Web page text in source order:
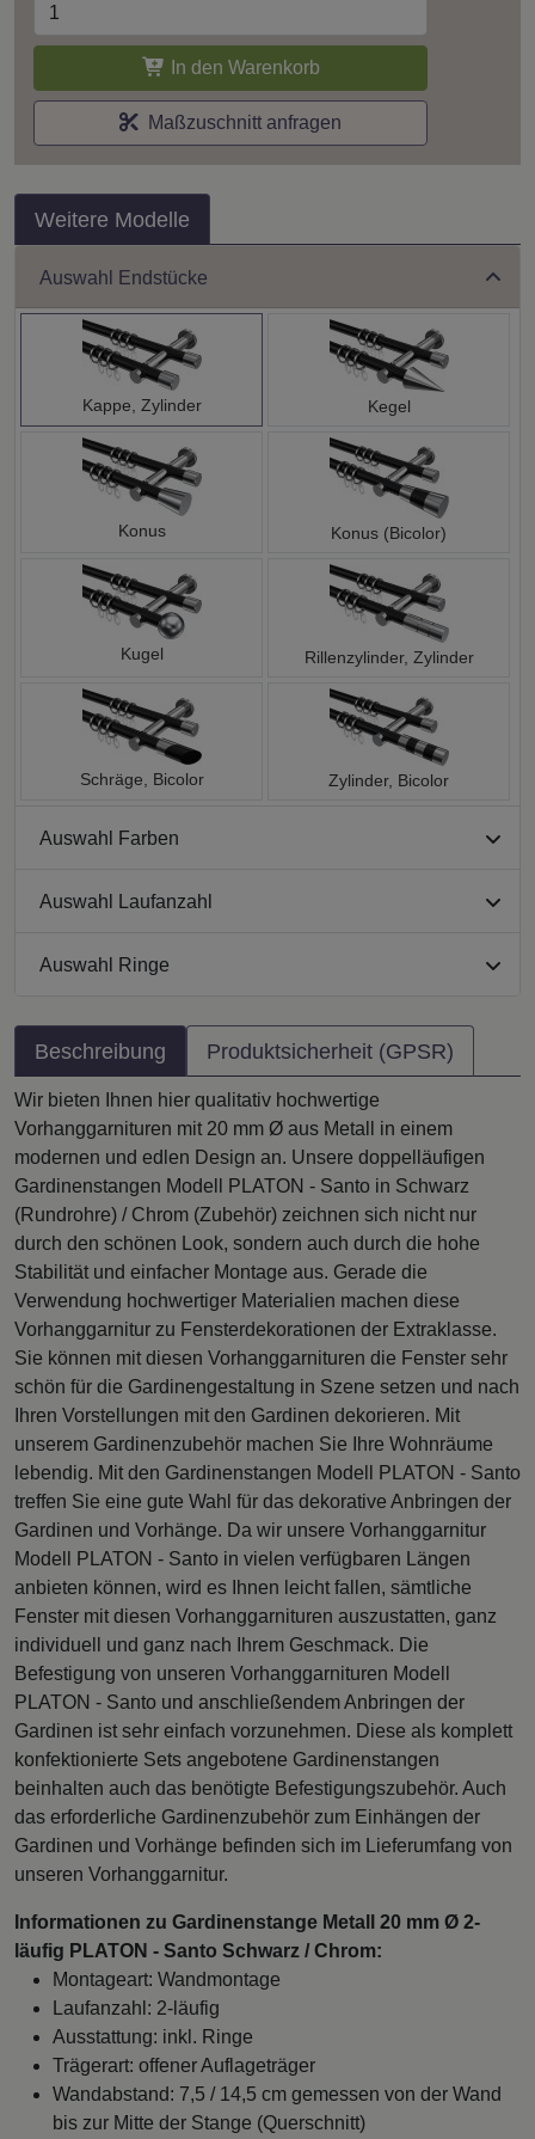
In den Warenkorb
Maßzuschnitt anfragen
Weitere Modelle
Auswahl Endstücke
Kappe, Zylinder Kegel
Konus Konus (Bicolor)
Kugel Rillenzylinder, Zylinder
Schräge, Bicolor Zylinder, Bicolor
Auswahl Farben
Auswahl Laufanzahl
Auswahl Ringe
Beschreibung Produktsicherheit (GPSR)
Wir bieten Ihnen hier qualitativ hochwertige
Vorhanggarnituren mit 20 mm Ø aus Metall in einem
modernen und edlen Design an. Unsere doppelläufigen
Gardinenstangen Modell PLATON - Santo in Schwarz
(Rundrohre) / Chrom (Zubehör) zeichnen sich nicht nur
durch den schönen Look, sondern auch durch die hohe
Stabilität und einfacher Montage aus. Gerade die
Verwendung hochwertiger Materialien machen diese
Vorhanggarnitur zu Fensterdekorationen der Extraklasse.
Sie können mit diesen Vorhanggarnituren die Fenster sehr
schön für die Gardinengestaltung in Szene setzen und nach
Ihren Vorstellungen mit den Gardinen dekorieren. Mit
unserem Gardinenzubehör machen Sie Ihre Wohnräume
lebendig. Mit den Gardinenstangen Modell PLATON - Santo
treffen Sie eine gute Wahl für das dekorative Anbringen der
Gardinen und Vorhänge. Da wir unsere Vorhanggarnitur
Modell PLATON - Santo in vielen verfügbaren Längen
anbieten können, wird es Ihnen leicht fallen, sämtliche
Fenster mit diesen Vorhanggarnituren auszustatten, ganz
individuell und ganz nach Ihrem Geschmack. Die
Befestigung von unseren Vorhanggarnituren Modell
PLATON - Santo und anschließendem Anbringen der
Gardinen ist sehr einfach vorzunehmen. Diese als komplett
konfektionierte Sets angebotene Gardinenstangen
beinhalten auch das benötigte Befestigungszubehör. Auch
das erforderliche Gardinenzubehör zum Einhängen der
Gardinen und Vorhänge befinden sich im Lieferumfang von
unseren Vorhanggarnitur.
Informationen zu Gardinenstange Metall 20 mm Ø 2-
läufig PLATON - Santo Schwarz / Chrom:
Montageart: Wandmontage
Laufanzahl: 2-läufig
Ausstattung: inkl. Ringe
Trägerart: offener Auflageträger
Wandabstand: 7,5 / 14,5 cm gemessen von der Wand
bis zur Mitte der Stange (Querschnitt)